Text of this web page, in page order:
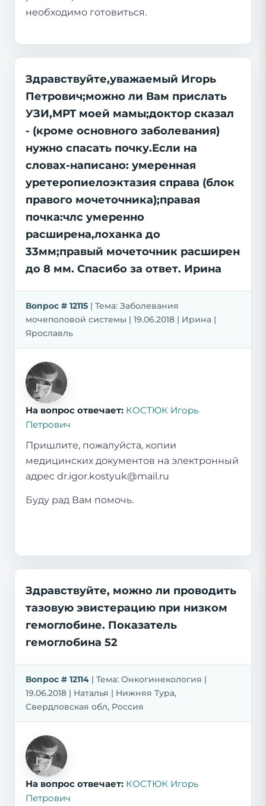
необходимо готовиться.
Здравствуйте,уважаемый Игорь
Петрович;можно ли Вам прислать
УЗИ,МРТ моей мамы;доктор сказал
- (кроме основного заболевания)
нужно спасать почку.Если на
словах-написано: умеренная
уретеропиелоэктазия справа (блок
правого мочеточника);правая
почка:члс умеренно
расширена,лоханка до
33мм;правый мочеточник расширен
до 8 мм. Спасибо за ответ. Ирина
Вопрос # 12115 | Тема: Заболевания
мочеполовой системы | 19.06.2018 | Ирина |
Ярославль
На вопрос отвечает: КОСТЮК Игорь
Петрович
Пришлите, пожалуйста, копии
медицинских документов на электронный
адрес dr.igor.kostyuk@mail.ru
Буду рад Вам помочь.
Здравствуйте, можно ли проводить
тазовую эвистерацию при низком
гемоглобине. Показатель
гемоглобина 52
Вопрос # 12114 | Тема: Онкогинекология |
19.06.2018 | Наталья | Нижняя Тура,
Свердловская обл, Россия
На вопрос отвечает: КОСТЮК Игорь
Петрович